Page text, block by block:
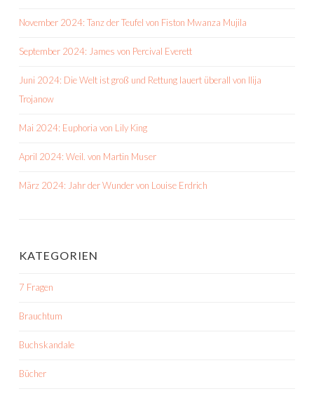
November 2024: Tanz der Teufel von Fiston Mwanza Mujila
September 2024: James von Percival Everett
Juni 2024: Die Welt ist groß und Rettung lauert überall von Ilija
Trojanow
Mai 2024: Euphoria von Lily King
April 2024: Weil. von Martin Muser
März 2024: Jahr der Wunder von Louise Erdrich
KATEGORIEN
7 Fragen
Brauchtum
Buchskandale
Bücher